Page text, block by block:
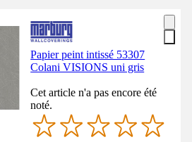
Papier peint intissé 53307
Colani VISIONS uni gris
Cet article n'a pas encore été
noté.